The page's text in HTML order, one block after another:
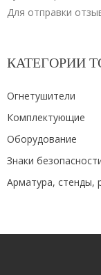
Для отправки
КАТЕГОРИИ
Огнетушители
Комплектующие
Оборудование
Знаки
Арматура, стенды,